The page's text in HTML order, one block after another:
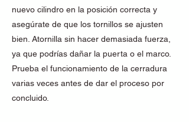
nuevo cilindro en la posición correcta y
asegúrate de que los tornillos se ajusten
bien. Atornilla sin hacer demasiada fuerza,
ya que podrías dañar la puerta o el marco.
Prueba el funcionamiento de la cerradura
varias veces antes de dar el proceso por
concluido.